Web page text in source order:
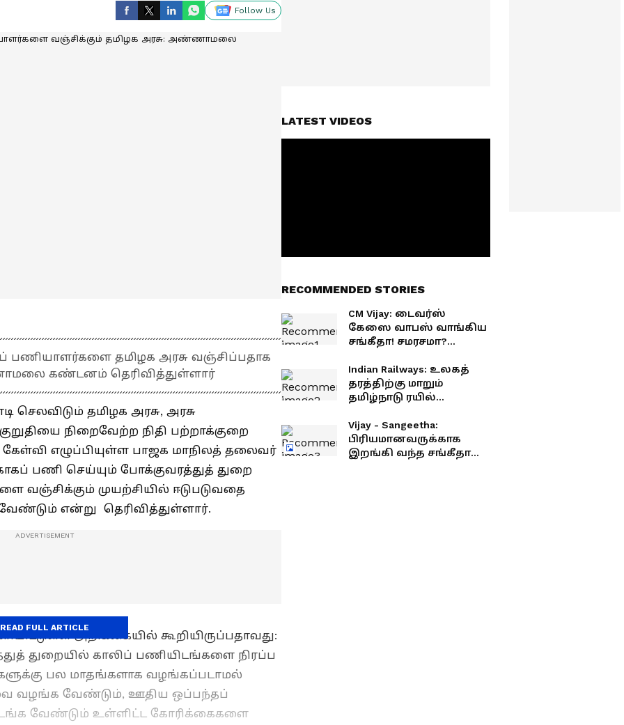
Follow Us
பணியாளர்களை தமிழக அரசு வஞ்சிப்பதாக
கண்டனம் தெரிவித்துள்ளார்
செலவிடும் தமிழக அரசு, அரசு
நிறைவேற்ற நிதி பற்றாக்குறை
எழுப்பியுள்ள பாஜக மாநிலத் தலைவர்
பணி செய்யும் போக்குவரத்துத் துறை
வஞ்சிக்கும் முயற்சியில் ஈடுபடுவதை
என்று தெரிவித்துள்ளார்.
அறிக்கையில் கூறியிருப்பதாவது:
துறையில் காலிப் பணியிடங்களை நிரப்ப
பல மாதங்களாக வழங்கப்படாமல்
வழங்க வேண்டும், ஊதிய ஒப்பந்தப்
வேண்டும் உள்ளிட்ட கோரிக்கைகளை
READ FULL ARTICLE
LATEST VIDEOS
RECOMMENDED STORIES
CM Vijay: டைவர்ஸ்
கேஸை வாபஸ் வாங்கிய
சங்கீதா! சமரசமா?
Indian Railways: உலகத்
தரத்திற்கு மாறும்
தமிழ்நாடு ரயில்
அரசு சர்ப்ரைஸ்
அறிவிப்பு.! உங்க ஊரு
இருக்கா?
Vijay - Sangeetha:
பிரியமானவருக்காக
இறங்கி வந்த சங்கீதா